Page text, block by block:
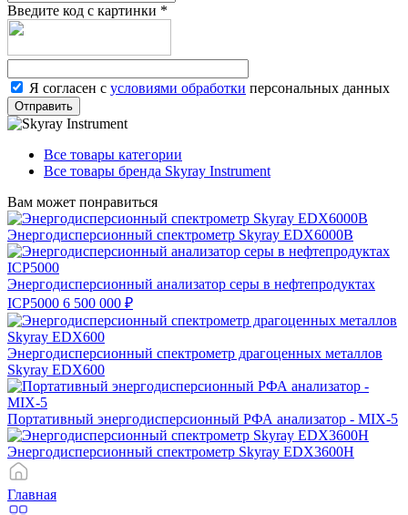
Введите код с картинки *
Я согласен с условиями обработки персональных данных
Отправить
Все товары категории
Все товары бренда Skyray Instrument
Вам может понравиться
Энергодисперсионный спектрометр Skyray EDX6000B
Энергодисперсионный анализатор серы в нефтепродуктах
ICP5000 6 500 000 ₽
Энергодисперсионный спектрометр драгоценных металлов
Skyray EDX600
Портативный энергодисперсионный РФА анализатор - MIX-5
Энергодисперсионный спектрометр Skyray EDX3600H
Главная